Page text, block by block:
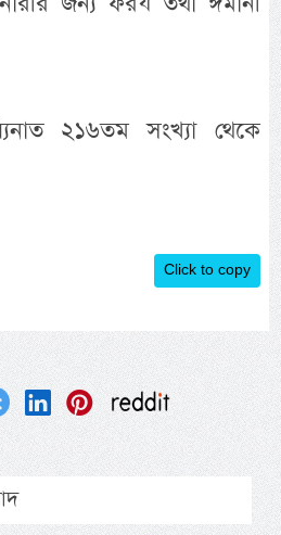
২১৬তম সংখ্যা থেকে
Click to copy